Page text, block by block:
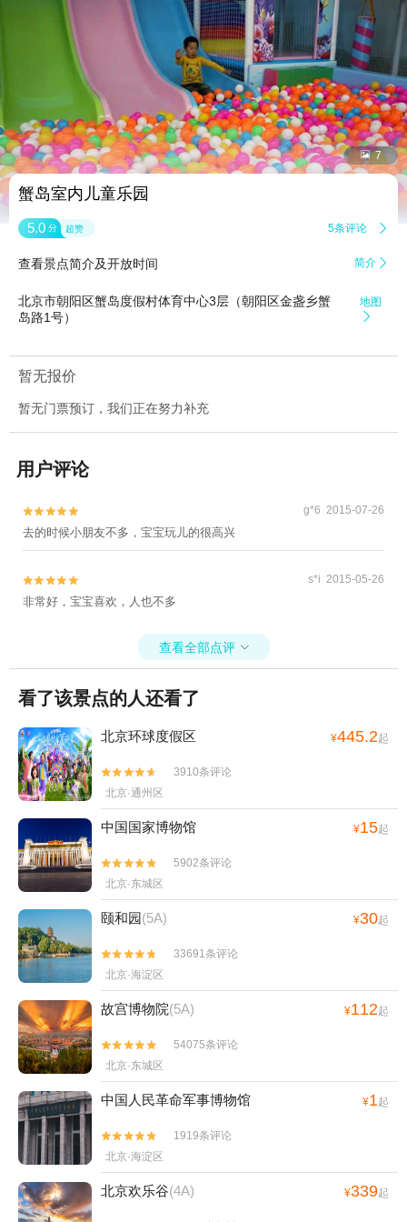
 7
蟹岛室内儿童乐园
5.0 分 超赞 5条评论 
查看景点简介及开放时间 简介 
北京市朝阳区蟹岛度假村体育中心3层（朝阳区金盏乡蟹
岛路1号）
地图

暂无报价
暂无门票预订，我们正在努力补充
用户评论

 g*6 2015-07-26
去的时候小朋友不多，宝宝玩儿的很高兴

 s*i 2015-05-26
非常好，宝宝喜欢，人也不多
查看全部点评 
看了该景点的人还看了
北京环球度假区 ¥445.2起


3910条评论
北京·通州区
中国国家博物馆 ¥15起


5902条评论
北京·东城区
颐和园(5A) ¥30起


33691条评论
北京·海淀区
故宫博物院(5A) ¥112起


54075条评论
北京·东城区
中国人民革命军事博物馆 ¥1起


1919条评论
北京·海淀区
北京欢乐谷(4A) ¥339起